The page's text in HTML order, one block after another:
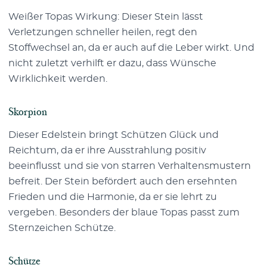
Weißer Topas Wirkung: Dieser Stein lässt
Verletzungen schneller heilen, regt den
Stoffwechsel an, da er auch auf die Leber wirkt. Und
nicht zuletzt verhilft er dazu, dass Wünsche
Wirklichkeit werden.
Skorpion
Dieser Edelstein bringt Schützen Glück und
Reichtum, da er ihre Ausstrahlung positiv
beeinflusst und sie von starren Verhaltensmustern
befreit. Der Stein befördert auch den ersehnten
Frieden und die Harmonie, da er sie lehrt zu
vergeben. Besonders der blaue Topas passt zum
Sternzeichen Schütze.
Schütze